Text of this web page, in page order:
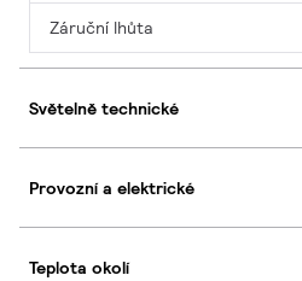
Záruční lhůta
Světelně technické
Provozní a elektrické
Teplota okolí